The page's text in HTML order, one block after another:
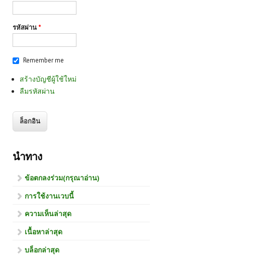
รหัสผ่าน *
Remember me
สร้างบัญชีผู้ใช้ใหม่
ลืมรหัสผ่าน
นำทาง
ข้อตกลงร่วม(กรุณาอ่าน)
การใช้งานเวบนี้
ความเห็นล่าสุด
เนื้อหาล่าสุด
บล็อกล่าสุด